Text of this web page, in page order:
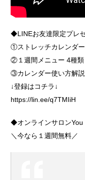
◆LINEお友達限定プレ
①ストレッチカレンダー
②１週間メニュー 4種類
③カレンダー使い方解説
↓登録はコチラ↓
https://lin.ee/q7TMIiH
◆オンラインサロンYou
＼今なら１週間無料／